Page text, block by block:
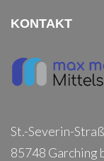
KONTAKT
St.-Severin-
85748 Garching